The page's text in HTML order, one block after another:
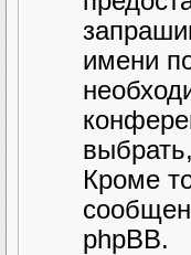
имени
Кроме
phpBB.